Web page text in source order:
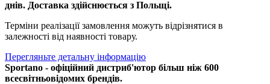
днів. Доставка здійснюється з Польщі.
Терміни реалізації замовлення можуть відрізнятися в
залежності від наявності товару.
Перегляньте детальну інформацію
Sportano - офіційний дистриб'ютор більш ніж 600
всесвітньовідомих брендів.